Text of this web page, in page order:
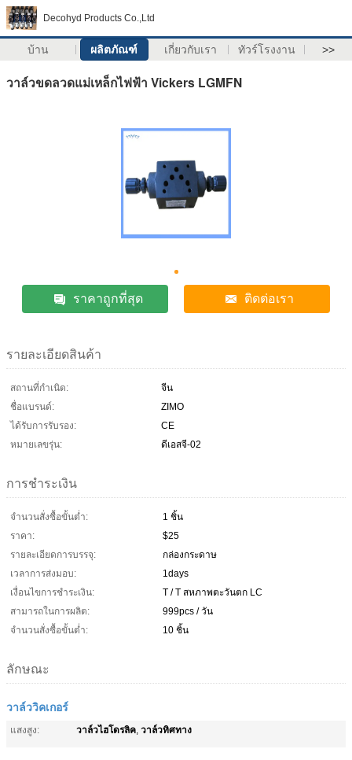
Decohyd Products Co.,Ltd
บ้าน ผลิตภัณฑ์ เกี่ยวกับเรา ทัวร์โรงงาน >>
วาล์วขดลวดแม่เหล็กไฟฟ้า Vickers LGMFN
ราคาถูกที่สุด ติดต่อเรา
รายละเอียดสินค้า
สถานที่กำเนิด:
จีน
ชื่อแบรนด์:
ZIMO
ได้รับการรับรอง:
CE
หมายเลขรุ่น:
ดีเอสจี-02
การชำระเงิน
จำนวนสั่งซื้อขั้นต่ำ:
1 ชิ้น
ราคา:
$25
รายละเอียดการบรรจุ:
กล่องกระดาษ
เวลาการส่งมอบ:
1days
เงื่อนไขการชำระเงิน:
T / T สหภาพตะวันตก LC
สามารถในการผลิต:
999pcs / วัน
จำนวนสั่งซื้อขั้นต่ำ:
10 ชิ้น
ลักษณะ
วาล์ววิคเกอร์
แสงสูง: วาล์วไฮโดรลิค, วาล์วทิศทาง